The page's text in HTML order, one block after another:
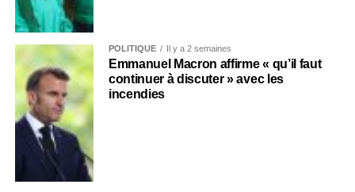
POLITIQUE Il y a 2 semaines
Emmanuel Macron affirme « qu’il faut
continuer à discuter » avec les
incendies